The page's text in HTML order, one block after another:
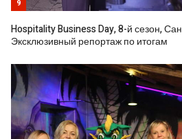
9
Hospitality Business Day, 8-й сезон,
Эксклюзивный репортаж по итогам